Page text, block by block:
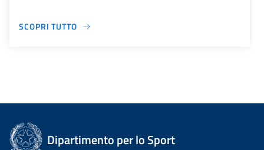
SCOPRI TUTTO
Dipartimento per lo Sport